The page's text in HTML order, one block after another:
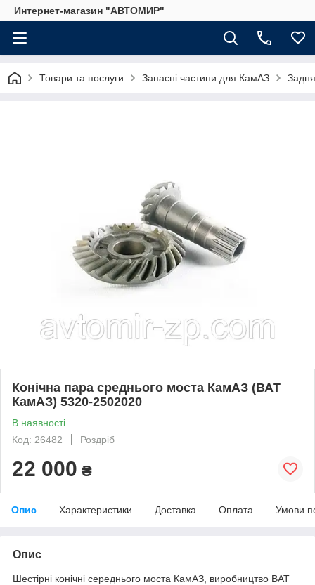
Интернет-магазин "АВТОМИР"
Товари та послуги Запасні частини для КамАЗ
Конічна пара среднього моста КамАЗ (ВАТ
КамАЗ) 5320-2502020
В наявності
Код: 26482
Роздріб
22 000 ₴
Опис Характеристики Доставка Оплата Умови
Опис
Шестірні конічні середнього моста КамАЗ, виробництво ВАТ